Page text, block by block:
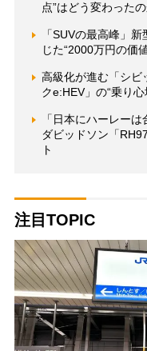
点”はどう変わった
「SUVの最高峰」
じた“2000万円の価
高級化が進む「シ
クe:HEV」の“乗り
「日本にハーレー
ダビッドソン「
ト
注目TOPIC